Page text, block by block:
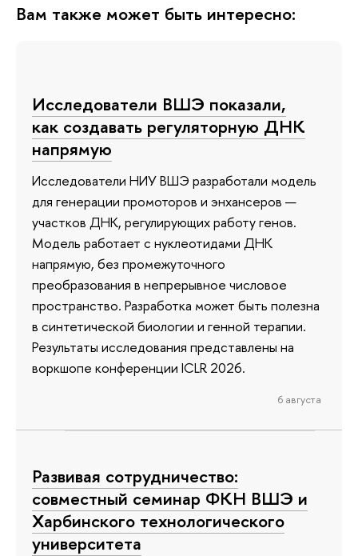
Вам также может быть интересно:
Исследователи ВШЭ показали,
как создавать регуляторную ДНК
напрямую
Исследователи НИУ ВШЭ разработали модель
для генерации промоторов и энхансеров —
участков ДНК, регулирующих работу генов.
Модель работает с нуклеотидами ДНК
напрямую, без промежуточного
преобразования в непрерывное числовое
пространство. Разработка может быть полезна
в синтетической биологии и генной терапии.
Результаты исследования представлены на
воркшопе конференции ICLR 2026.
6 августа
Развивая сотрудничество:
совместный семинар ФКН ВШЭ и
Харбинского технологического
университета